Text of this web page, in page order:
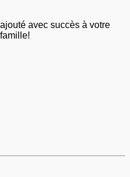
avec succès à votre